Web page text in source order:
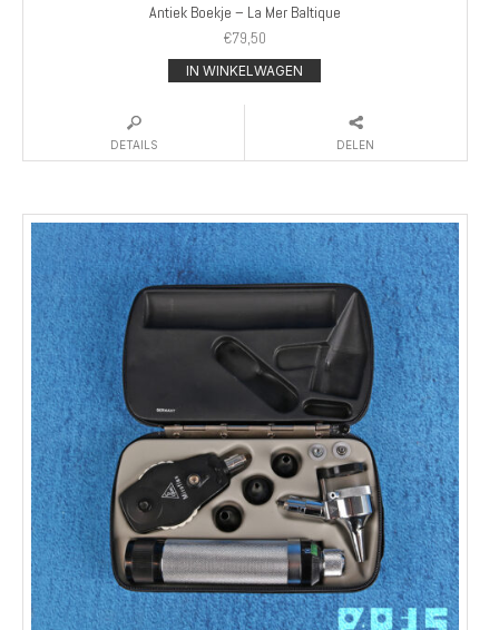
Antiek Boekje – La Mer Baltique
€79,50
IN WINKELWAGEN
DETAILS DELEN